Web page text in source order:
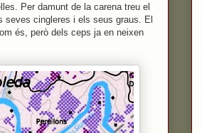
Per damunt de la carena treu el
seves cingleres i els seus graus. El
és, però dels ceps ja en neixen